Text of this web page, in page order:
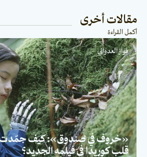
مقالات أخرى
أكمل القراءة
فواز العدواني
«خروف في صندوق»: كيف جمّدت
قلب كوريدا في فيلمه الجديد؟